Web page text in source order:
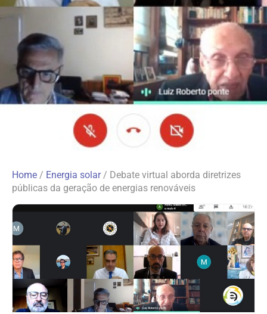
Home / Energia solar/ Debate virtual aborda diretrizes
públicas da geração de energias renováveis